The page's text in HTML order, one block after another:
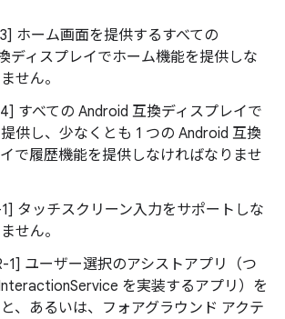
ホーム画面を提供するすべての
ディスプレイでホーム機能を提供しな
せん。
すべての Android 互換ディスプレイで
供し、少なくとも 1 つの Android 互換
で履歴機能を提供しなければなりませ
タッチスクリーン入力をサポートしな
せん。
1] ユーザー選択のアシストアプリ（つ
を実装するアプリ）を
、あるいは、フォアグラウンド アクテ